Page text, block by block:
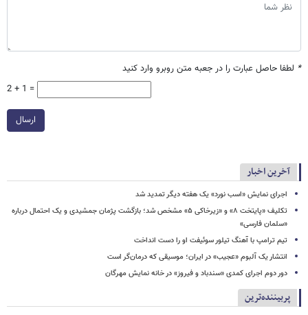
* لطفا حاصل عبارت را در جعبه متن روبرو وارد کنید
2 + 1 =
ارسال
آخرین اخبار
اجرای نمایش «اسب نورد» یک هفته دیگر تمدید شد
تکلیف «پایتخت ۸» و «زیرخاکی ۵» مشخص شد؛ بازگشت پژمان جمشیدی و یک احتمال درباره
«سلمان فارسی»
تیم ترامپ با آهنگ تیلور سوئیفت او را دست انداخت
انتشار یک آلبوم «عجیب» در ایران؛ موسیقی که درمان‌گر است
دور دوم اجرای کمدی «سندباد و فیروز» در خانه نمایش مهرگان
پربیننده‌ترین